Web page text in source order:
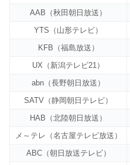
AAB（秋田朝日放送）
YTS（山形テレビ）
KFB（福島放送）
UX（新潟テレビ21）
abn（長野朝日放送）
SATV（静岡朝日テレビ）
HAB（北陸朝日放送）
メ～テレ（名古屋テレビ放送）
ABC（朝日放送テレビ）